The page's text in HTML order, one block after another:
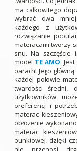
ma całkowitego
wybrać dwa
każdego z
rozwiązanie
materacami tworzy
snu. Na szczęście
model TE AMO.
parach! Jego
każdej połowie
twardości średni,
użytkowników
preferencji i
materac
obłożenie
materac
punktowej, dzięki
nie przenosi